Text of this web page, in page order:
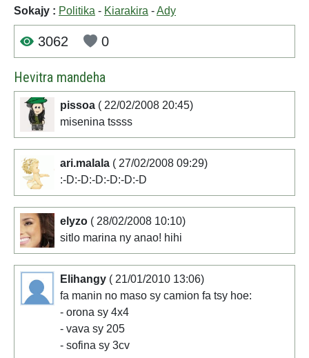
Sokajy : Politika - Kiarakira -Ady
3062 0
Hevitra mandeha
pissoa ( 22/02/2008 20:45)
misenina tssss
ari.malala ( 27/02/2008 09:29)
:-D:-D:-D:-D:-D:-D
elyzo ( 28/02/2008 10:10)
sitlo marina ny anao! hihi
Elihangy ( 21/01/2010 13:06)
fa manin no maso sy camion fa tsy hoe:
- orona sy 4x4
- vava sy 205
- sofina sy 3cv